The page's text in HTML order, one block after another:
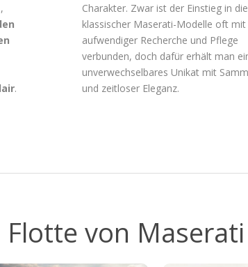
.
Charakter. Zwar ist der Einstieg in
klassischer Maserati-Modelle oft mit
aufwendiger Recherche und Pflege
verbunden, doch dafür erhält man
unverwechselbares Unikat mit
und zeitloser Eleganz.
Flotte von